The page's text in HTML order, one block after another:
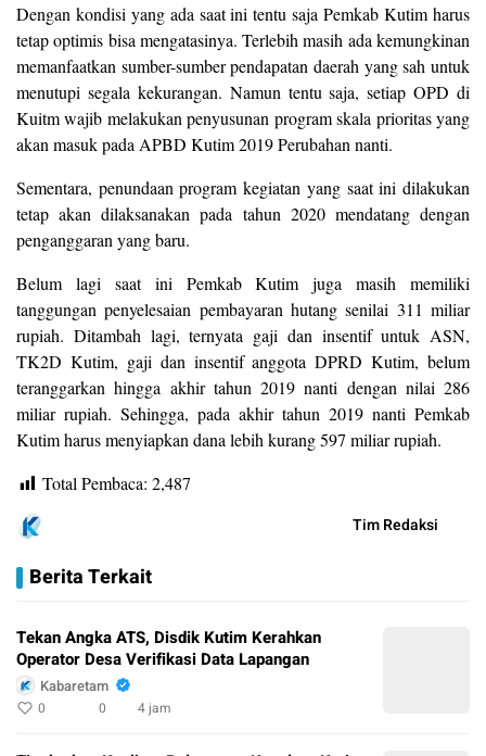
Dengan kondisi yang ada saat ini tentu saja Pemkab Kutim harus
tetap optimis bisa mengatasinya. Terlebih masih ada kemungkinan
memanfaatkan sumber-sumber pendapatan daerah yang sah untuk
menutupi segala kekurangan. Namun tentu saja, setiap OPD di
Kuitm wajib melakukan penyusunan program skala prioritas yang
akan masuk pada APBD Kutim 2019 Perubahan nanti.
Sementara, penundaan program kegiatan yang saat ini dilakukan
tetap akan dilaksanakan pada tahun 2020 mendatang dengan
penganggaran yang baru.
Belum lagi saat ini Pemkab Kutim juga masih memiliki
tanggungan penyelesaian pembayaran hutang senilai 311 miliar
rupiah. Ditambah lagi, ternyata gaji dan insentif untuk ASN,
TK2D Kutim, gaji dan insentif anggota DPRD Kutim, belum
teranggarkan hingga akhir tahun 2019 nanti dengan nilai 286
miliar rupiah. Sehingga, pada akhir tahun 2019 nanti Pemkab
Kutim harus menyiapkan dana lebih kurang 597 miliar rupiah.
Total Pembaca: 2,487
Tim Redaksi
Berita Terkait
Tekan Angka ATS, Disdik Kutim Kerahkan
Operator Desa Verifikasi Data Lapangan
Kabaretam
0 0 4 jam